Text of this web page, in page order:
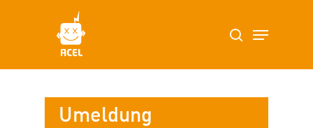
Umeldung